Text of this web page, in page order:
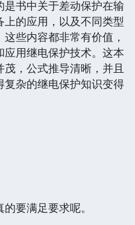
书中关于差动保护在输
的应用，以及不同类型
些内容都非常有价值，
用继电保护技术。这本
，公式推导清晰，并且
杂的继电保护知识变得
要满足要求呢。